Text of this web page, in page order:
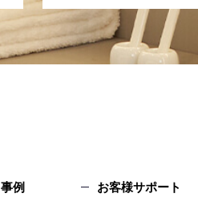
事例 お客様サポート